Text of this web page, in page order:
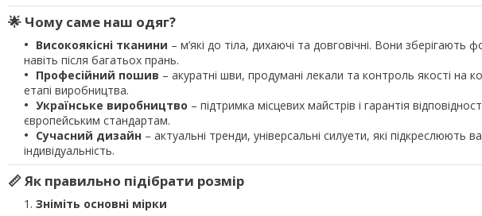
🌟 Чому саме наш одяг?
Високоякісні тканини – м’які до тіла, дихаючі та довговічні. Вони зберігають
навіть після багатьох прань.
Професійний пошив – акуратні шви, продумані лекали та контроль якості на
етапі виробництва.
Українське виробництво – підтримка місцевих майстрів і гарантія
європейським стандартам.
Сучасний дизайн – актуальні тренди, універсальні силуети, які підкреслюють
індивідуальність.
📏 Як правильно підібрати розмір
Зніміть основні мірки